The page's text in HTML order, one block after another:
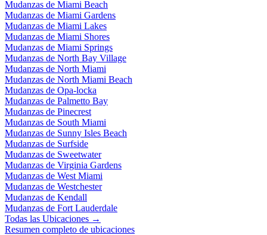
Mudanzas de Miami Beach
Mudanzas de Miami Gardens
Mudanzas de Miami Lakes
Mudanzas de Miami Shores
Mudanzas de Miami Springs
Mudanzas de North Bay Village
Mudanzas de North Miami
Mudanzas de North Miami Beach
Mudanzas de Opa-locka
Mudanzas de Palmetto Bay
Mudanzas de Pinecrest
Mudanzas de South Miami
Mudanzas de Sunny Isles Beach
Mudanzas de Surfside
Mudanzas de Sweetwater
Mudanzas de Virginia Gardens
Mudanzas de West Miami
Mudanzas de Westchester
Mudanzas de Kendall
Mudanzas de Fort Lauderdale
Todas las Ubicaciones →
Resumen completo de ubicaciones